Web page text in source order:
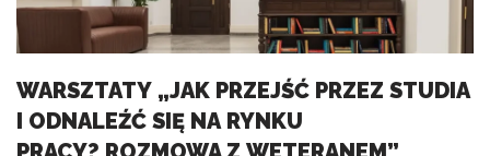
WARSZTATY „JAK PRZEJŚĆ PRZEZ STUDIA
I ODNALEŹĆ SIĘ NA RYNKU